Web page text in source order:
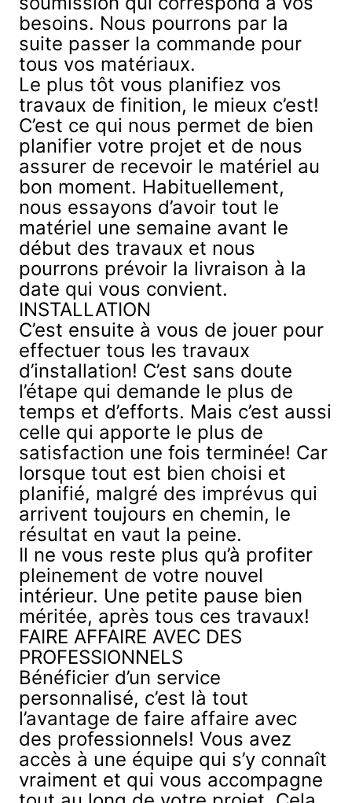
besoins. Nous pourrons par la
suite passer la commande pour
tous vos matériaux.
Le plus tôt vous planifiez vos
travaux de finition, le mieux c’est!
C’est ce qui nous permet de bien
planifier votre projet et de nous
assurer de recevoir le matériel au
bon moment. Habituellement,
nous essayons d’avoir tout le
matériel une semaine avant le
début des travaux et nous
pourrons prévoir la livraison à la
date qui vous convient.
INSTALLATION
C’est ensuite à vous de jouer pour
effectuer tous les travaux
d’installation! C’est sans doute
l’étape qui demande le plus de
temps et d’efforts. Mais c’est aussi
celle qui apporte le plus de
satisfaction une fois terminée! Car
lorsque tout est bien choisi et
planifié, malgré des imprévus qui
arrivent toujours en chemin, le
résultat en vaut la peine.
Il ne vous reste plus qu’à profiter
pleinement de votre nouvel
intérieur. Une petite pause bien
méritée, après tous ces travaux!
FAIRE AFFAIRE AVEC DES
PROFESSIONNELS
Bénéficier d’un service
personnalisé, c’est là tout
l’avantage de faire affaire avec
des professionnels! Vous avez
accès à une équipe qui s’y connaît
vraiment et qui vous accompagne